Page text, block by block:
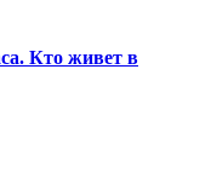
Кто живет в